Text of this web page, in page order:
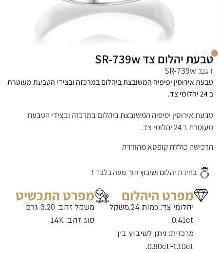
טבעת יהלום צד SR-739w
דגם: SR-739w
טבעת אירוסין יפיפיה המשובצת ביהלום במרכזה ובצידי הטבעת מעוטרת
ב 24 יהלומי צד.
טבעת אירוסין יפיפיה המשובצת ביהלום במרכזה ובצידי הטבעת
מעוטרת ב 24 יהלומי צד.
הרכישה כוללת קופסא מהודרת
בחירת יהלום ושיבוץ תוך שעה בלבד !
מפרט היהלום
יהלומי צד: כמות 24,משקל
0.41ct.
מרכזית: ניתן לשיבוץ בין
0.80ct-1.10ct.
מפרט התכשיט
משקל זהב: 3.20 גרם
סוג זהב: 14K